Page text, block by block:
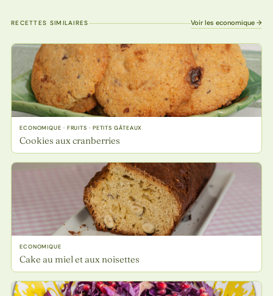
RECETTES SIMILAIRES Voir les economique →
ECONOMIQUE · FRUITS · PETITS GÂTEAUX
Cookies aux cranberries
ECONOMIQUE
Cake au miel et aux noisettes